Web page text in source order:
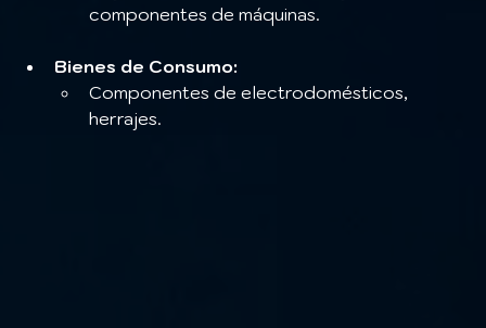
componentes de máquinas.
Bienes de Consumo:
Componentes de electrodomésticos,
herrajes.